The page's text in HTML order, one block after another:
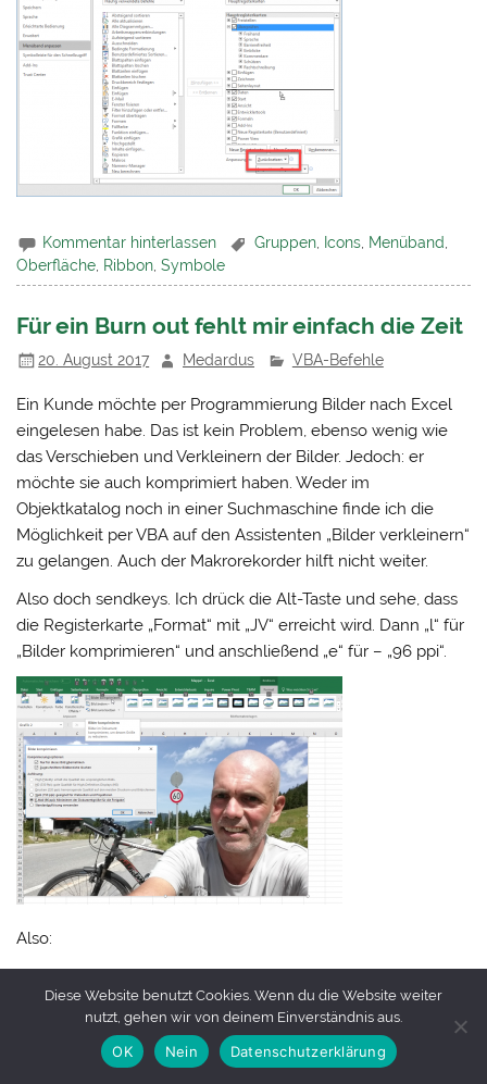
Kommentar hinterlassen Gruppen Icons Menüband
Oberfläche, Ribbon,Symbole
Für ein Burn out fehlt mir einfach die Zeit
20. August 2017 Medardus VBA-Befehle
Ein Kunde möchte per Programmierung Bilder nach Excel
eingelesen habe. Das ist kein Problem, ebenso wenig wie
das Verschieben und Verkleinern der Bilder. Jedoch: er
möchte sie auch komprimiert haben. Weder im
Objektkatalog noch in einer Suchmaschine finde ich die
Möglichkeit per VBA auf den Assistenten „Bilder verkleinern“
zu gelangen. Auch der Makrorekorder hilft nicht weiter.
Also doch sendkeys. Ich drück die Alt-Taste und sehe, dass
die Registerkarte „Format“ mit „JV“ erreicht wird. Dann „l“ für
„Bilder komprimieren“ und anschließend „e“ für – „96 ppi“.
Also:
SendKeys „{Enter}“
Klappt nicht. Auch nicht:
Diese Website benutzt Cookies. Wenn du die Website weiter
nutzt, gehen wir von deinem Einverständnis aus.
OK Nein Datenschutzerklärung